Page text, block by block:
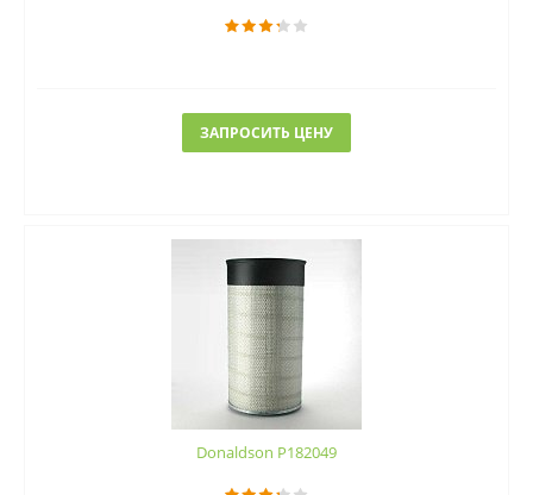
ЗАПРОСИТЬ ЦЕНУ
Donaldson P182049